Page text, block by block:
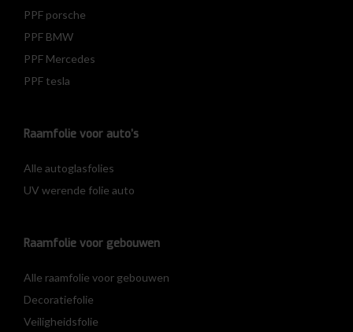
PPF porsche
PPF BMW
PPF Mercedes
PPF tesla
Raamfolie voor auto’s
Alle autoglasfolies
UV werende folie auto
Raamfolie voor gebouwen
Alle raamfolie voor gebouwen
Decoratiefolie
Veiligheidsfolie